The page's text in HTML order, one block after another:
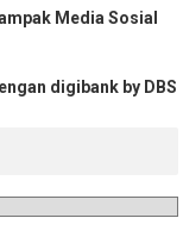
Media Sosial
digibank by DBS